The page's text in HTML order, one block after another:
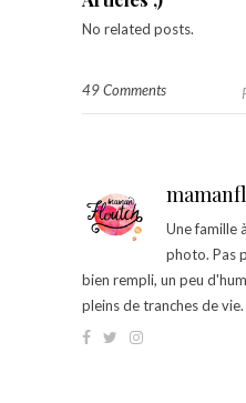
No related posts.
49 Comments
Une famille
photo. Pas
bien rempli, un peu
pleins de tranches de vie.